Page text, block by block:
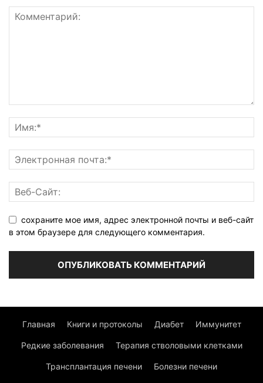
сохраните мое имя, адрес электронной почты и веб-сайт
в этом браузере для следующего комментария.
Главная Книги и протоколы Диабет Иммунитет
Редкие заболевания Терапия стволовыми клетками
Трансплантация печени Болезни печени